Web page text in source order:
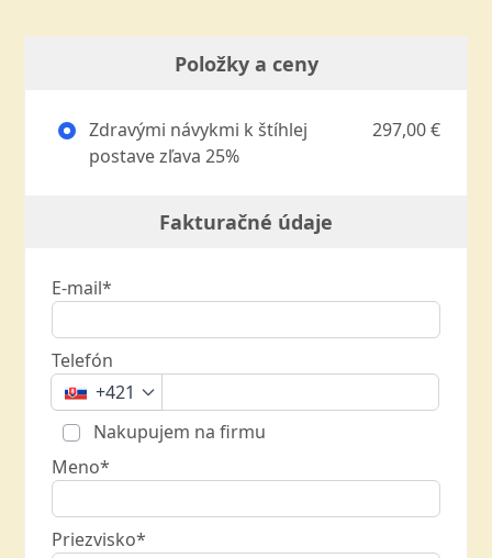
Položky a ceny
Zdravými návykmi k štíhlej
postave zľava 25%
297,00 €
Fakturačné údaje
E-mail*
Telefón
+421
Nakupujem na firmu
Meno*
Priezvisko*